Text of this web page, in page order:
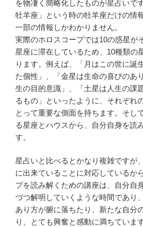
を物凄く簡略化したものが星占いで
牡羊座」という時の牡羊座だけの情
一部の情報しかわかりません。
実際のホロスコープでは10の惑星が
星座に滞在しているため、10種類の
ります。例えば、「月はこの世に誕
た個性」、「金星は生命の喜びのあ
生の目的意識」、「土星は人生の課
るもの」といったように、それぞれ
とって重要な側面を持ちます。そし
る星座とハウスから、自分自身を読
す。
星占いと比べるとかなり複雑ですが
に出来ていることに対応しているか
プを読み解くための講座は、自分自
づつ解明していくような時間であり
あり方が腑に落ちたり、新たな自分
り、とても興奮と感動に満ちていま